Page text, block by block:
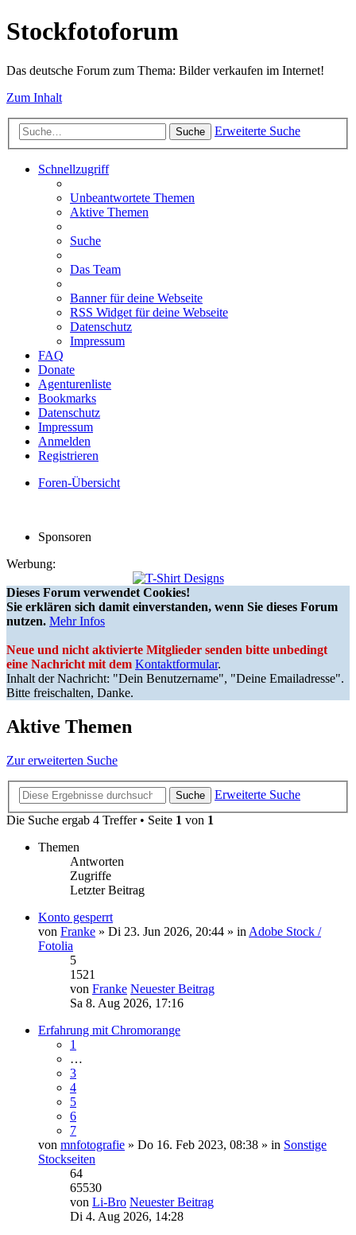
Stockfotoforum
Das deutsche Forum zum Thema: Bilder verkaufen im Internet!
Zum Inhalt
Suche Erweiterte Suche
Schnellzugriff
Unbeantwortete Themen
Aktive Themen
Suche
Das Team
Banner für deine Webseite
RSS Widget für deine Webseite
Datenschutz
Impressum
FAQ
Donate
Agenturenliste
Bookmarks
Datenschutz
Impressum
Anmelden
Registrieren
Foren-Übersicht
Sponsoren
Werbung:
Dieses Forum verwendet Cookies!
Sie erklären sich damit einverstanden, wenn Sie dieses Forum
nutzen. Mehr Infos
Neue und nicht aktivierte Mitglieder senden bitte unbedingt
eine Nachricht mit dem Kontaktformular.
Inhalt der Nachricht: "Dein Benutzername", "Deine Emailadresse".
Bitte freischalten, Danke.
Aktive Themen
Zur erweiterten Suche
Suche
Erweiterte Suche
Die Suche ergab 4 Treffer • Seite 1 von 1
Themen
Antworten
Zugriffe
Letzter Beitrag
Konto gesperrt
von Franke » Di 23. Jun 2026, 20:44 » in Adobe Stock /
Fotolia
5
1521
von Franke Neuester Beitrag
Sa 8. Aug 2026, 17:16
Erfahrung mit Chromorange
1
…
3
4
5
6
7
von mnfotografie » Do 16. Feb 2023, 08:38 » in Sonstige
Stockseiten
64
65530
von Li-Bro Neuester Beitrag
Di 4. Aug 2026, 14:28